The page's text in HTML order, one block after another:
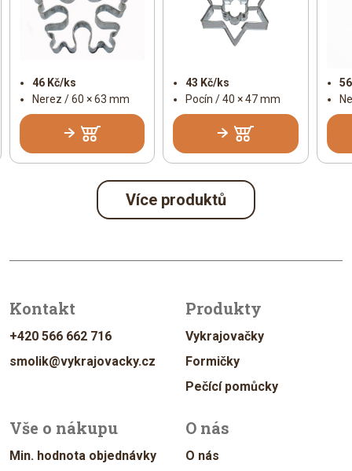
46 Kč/ks
Nerez / 60 × 63 mm
43 Kč/ks
Pocín / 40 × 47 mm
Více produktů
Kontakt
+420 566 662 716
smolik@vykrajovacky.cz
Produkty
Vykrajovačky
Formičky
Pečící pomůcky
Vše o nákupu
Min. hodnota objednávky
O nás
O nás